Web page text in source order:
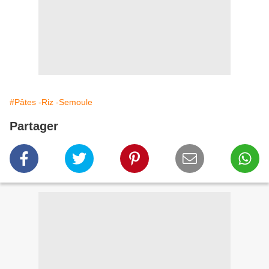
#Pâtes -Riz -Semoule
Partager